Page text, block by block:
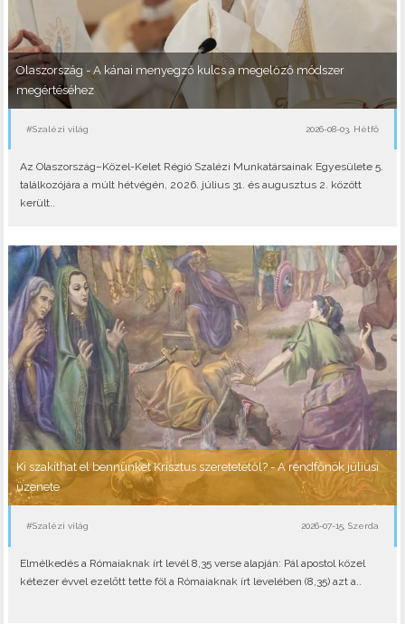
Olaszország - A kánai menyegző kulcs a megelőző módszer
megértéséhez
#Szalézi világ 2026-08-03, Hétfő
Az Olaszország–Közel-Kelet Régió Szalézi Munkatársainak Egyesülete 5.
találkozójára a múlt hétvégén, 2026. július 31. és augusztus 2. között
került..
Ki szakíthat el bennünket Krisztus szeretetétől? - A rendfőnök júliusi
üzenete
#Szalézi világ 2026-07-15, Szerda
Elmélkedés a Rómaiaknak írt levél 8,35 verse alapján: Pál apostol közel
kétezer évvel ezelőtt tette föl a Rómaiaknak írt levelében (8,35) azt a..